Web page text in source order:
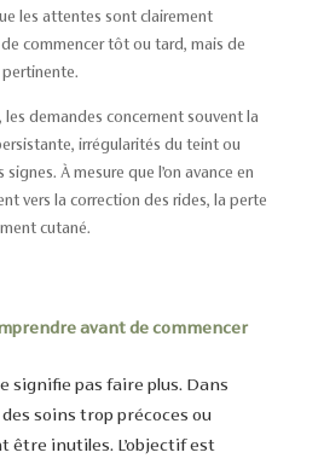
les attentes sont clairement
commencer tôt ou tard, mais de
les demandes concernent souvent la
irrégularités du teint ou
À mesure que l’on avance en
vers la correction des rides, la perte
cutané.
avant de commencer
signifie pas faire plus. Dans
soins trop précoces ou
être inutiles. L’objectif est